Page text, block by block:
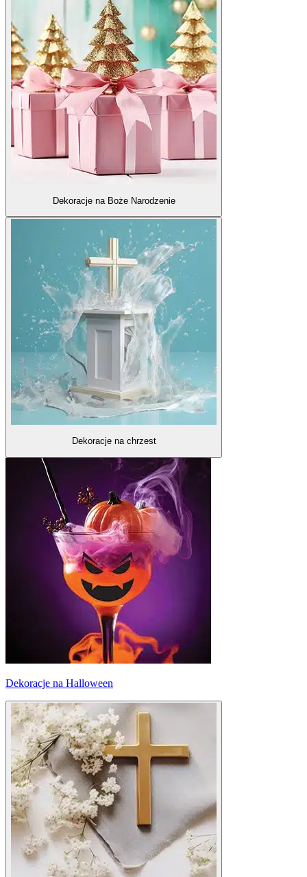
Dekoracje na Boże Narodzenie
Dekoracje na chrzest
Dekoracje na Halloween